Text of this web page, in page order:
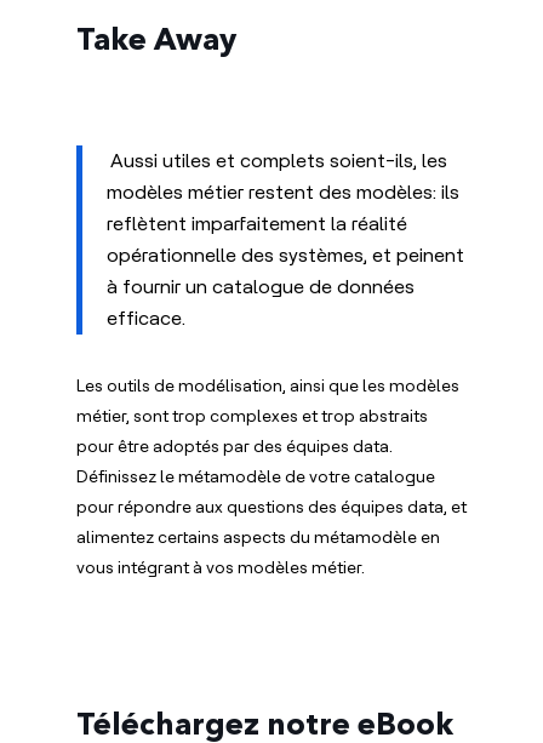
Take Away
Aussi utiles et complets soient-ils, les
modèles métier restent des modèles: ils
reflètent imparfaitement la réalité
opérationnelle des systèmes, et peinent
à fournir un catalogue de données
efficace.
Les outils de modélisation, ainsi que les modèles
métier, sont trop complexes et trop abstraits
pour être adoptés par des équipes data.
Définissez le métamodèle de votre catalogue
pour répondre aux questions des équipes data, et
alimentez certains aspects du métamodèle en
vous intégrant à vos modèles métier.
Téléchargez notre eBook